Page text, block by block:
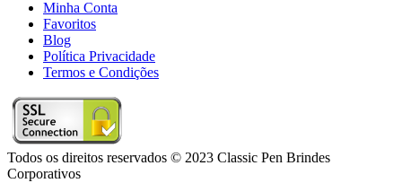
Minha Conta
Favoritos
Blog
Política Privacidade
Termos e Condições
Todos os direitos reservados © 2023 Classic Pen Brindes
Corporativos